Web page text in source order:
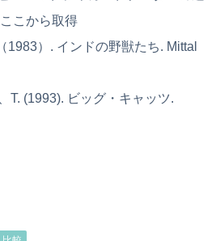
こから取得
1983）. インドの野獣たち. Mittal
T. (1993). ビッグ・キャッツ.